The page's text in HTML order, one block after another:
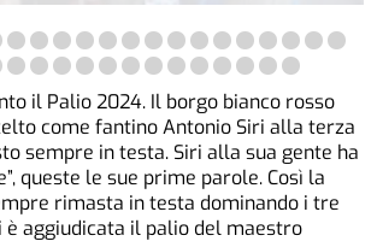
il Palio 2024. Il borgo bianco rosso
come fantino Antonio Siri alla terza
sempre in testa. Siri alla sua gente ha
queste le sue prime parole. Così la
rimasta in testa dominando i tre
è aggiudicata il palio del maestro